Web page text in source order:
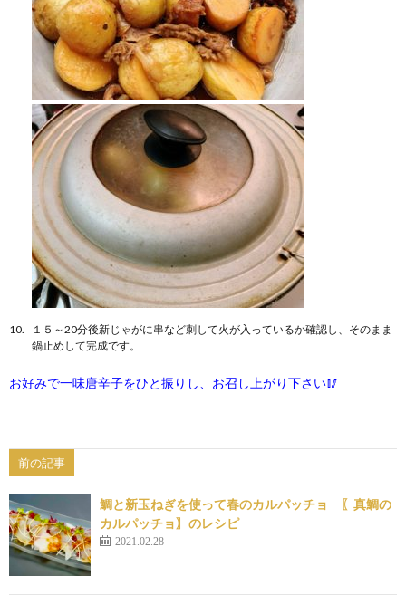
１５～20分後新じゃがに串など刺して火が入っているか確認し、そのまま
鍋止めして完成です。
お好みで一味唐辛子をひと振りし、お召し上がり下さい🥢
前の記事
鯛と新玉ねぎを使って春のカルパッチョ 〖真鯛の
カルパッチョ〗のレシピ
2021.02.28